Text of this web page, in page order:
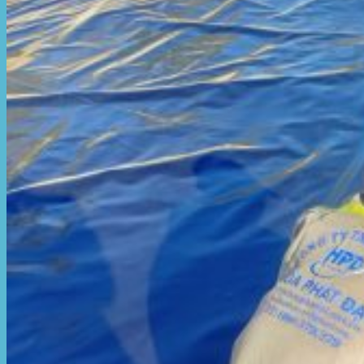
Hòa Phát Đạt
Giới thiệu Hòa Phát Đạt
Sản Phẩm
Sản Phẩm Bạt Che Ngoài Trời
Bạt che nắng mưa
Bạt kéo ngoài trời
Bạt che tự cuốn
Bạt nhựa xanh cam
Bạt sọc 3 màu
Bạt nhựa giá rẻ
Bạt lót ao hồ
Bạt nhựa đen HDPE
Màng chống thấm HDPE
Sản Phẩm Dù Che Ngoài Trời
Dù che nắng
Dù che quán cafe
Mái xếp di động